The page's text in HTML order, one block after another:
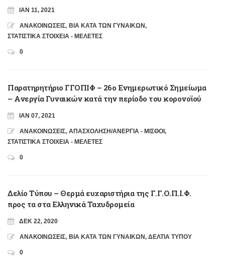
ΙΑΝ 11, 2021
ΑΝΑΚΟΙΝΩΣΕΙΣ, ΒΙΑ ΚΑΤΑ ΤΩΝ ΓΥΝΑΙΚΩΝ,
ΣΤΑΤΙΣΤΙΚΑ ΣΤΟΙΧΕΙΑ - ΜΕΛΕΤΕΣ
0
Παρατηρητήριο ΓΓΟΠΙΦ – 26ο Ενημερωτικό Σημείωμα
– Ανεργία Γυναικών κατά την περίοδο του κορονοϊού
ΙΑΝ 07, 2021
ΑΝΑΚΟΙΝΩΣΕΙΣ, ΑΠΑΣΧΟΛΗΣΗ/ΑΝΕΡΓΙΑ - ΜΙΣΘΟΙ ,
ΣΤΑΤΙΣΤΙΚΑ ΣΤΟΙΧΕΙΑ - ΜΕΛΕΤΕΣ
0
Δελίο Τύπου – Θερμά ευχαριστήρια της Γ.Γ.Ο.Π.Ι.Φ.
προς τα στα Ελληνικά Ταχυδρομεία
ΔΕΚ 22, 2020
ΑΝΑΚΟΙΝΩΣΕΙΣ, ΒΙΑ ΚΑΤΑ ΤΩΝ ΓΥΝΑΙΚΩΝ, ΔΕΛΤΙΑ ΤΥΠΟΥ
0